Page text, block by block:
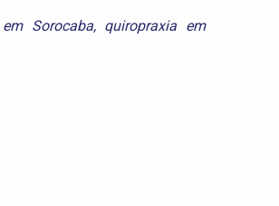
Sorocaba, quiropraxia em